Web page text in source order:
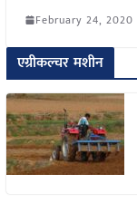
February 24, 2020
एग्रीकल्चर मशीन